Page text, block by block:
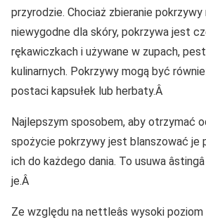
przyrodzie. Chociaż zbieranie
niewygodne dla skóry, pokrzywa jest
rękawiczkach i używane w zupach,
kulinarnych. Pokrzywy mogą być
postaci kapsułek lub herbaty.Â
Najlepszym sposobem, aby otrzymać
spożycie pokrzywy jest blanszować je
ich do każdego dania. To usuwa
je.Â
Ze względu na nettleâs wysoki poziom